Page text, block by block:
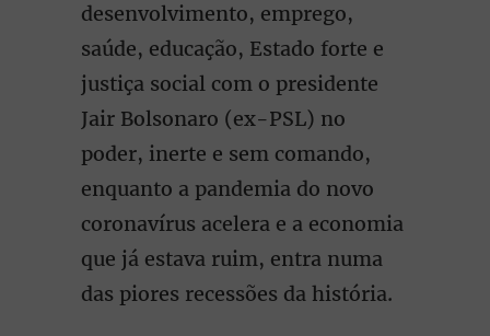
desenvolvimento, emprego,
saúde, educação, Estado forte e
justiça social com o presidente
Jair Bolsonaro (ex-PSL) no
poder, inerte e sem comando,
enquanto a pandemia do novo
coronavírus acelera e a economia
que já estava ruim, entra numa
das piores recessões da história.